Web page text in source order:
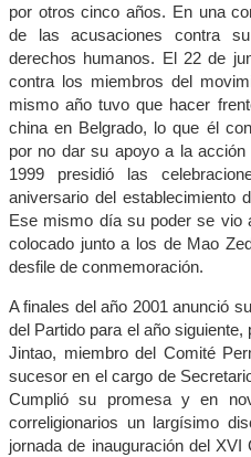
por otros cinco años. En una
de las acusaciones contra
derechos humanos. El 22 de
contra los miembros del
mismo año tuvo que hacer
china en Belgrado, lo que él
por no dar su apoyo a la
1999 presidió las
aniversario del establecimiento
Ese mismo día su poder se vio
colocado junto a los de Mao
desfile de conmemoración.
A finales del año 2001 anunció
del Partido para el año
Jintao, miembro del Comité
sucesor en el cargo de
Cumplió su promesa y en
correligionarios un largísimo
jornada de inauguración del